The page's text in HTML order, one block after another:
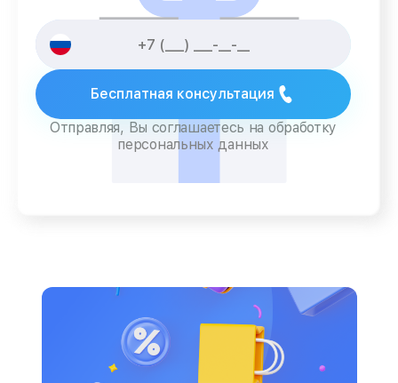
Бесплатная консультация
Отправляя, Вы соглашаетесь на обработку
персональных данных